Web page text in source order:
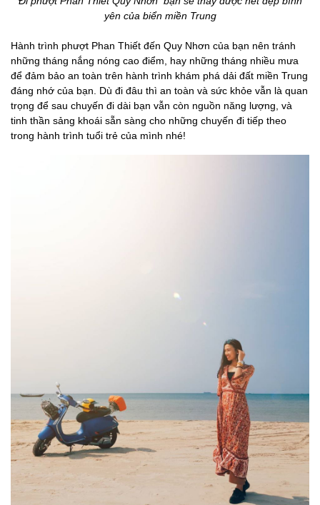
yên của biển miền Trung
Hành trình phượt Phan Thiết đến Quy Nhơn của bạn nên tránh
những tháng nắng nóng cao điểm, hay những tháng nhiều mưa
để đảm bảo an toàn trên hành trình khám phá dải đất miền Trung
đáng nhớ của bạn. Dù đi đâu thì an toàn và sức khỏe vẫn là quan
trọng để sau chuyến đi dài bạn vẫn còn nguồn năng lượng, và
tinh thần sảng khoái sẵn sàng cho những chuyến đi tiếp theo
trong hành trình tuổi trẻ của mình nhé!